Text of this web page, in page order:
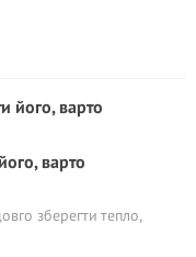
варто
зберегти тепло,